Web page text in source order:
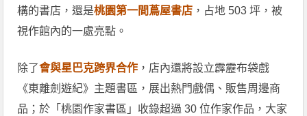
構的書店，還是桃園第一間蔦屋書店 ，占地 503 坪，被
視作館內的一處亮點。
除了會與星巴克跨界合作 ，店內還將設立霹靂布袋戲
《東離劍遊紀》主題書區，展出熱門戲偶、販售周邊商
品；於「桃園作家書區」收錄超過 30 位作家作品，大家